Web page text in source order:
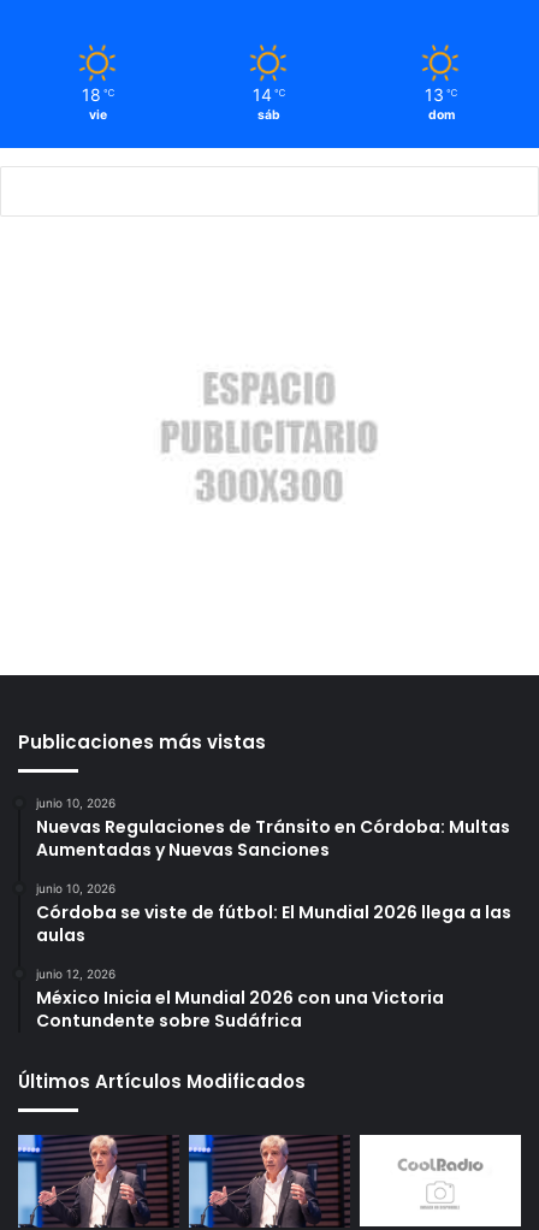
18 ℃
vie
14 ℃
sáb
13 ℃
dom
Publicaciones más vistas
junio 10, 2026
Nuevas Regulaciones de Tránsito en Córdoba: Multas
Aumentadas y Nuevas Sanciones
junio 10, 2026
Córdoba se viste de fútbol: El Mundial 2026 llega a las
aulas
junio 12, 2026
México Inicia el Mundial 2026 con una Victoria
Contundente sobre Sudáfrica
Últimos Artículos Modificados